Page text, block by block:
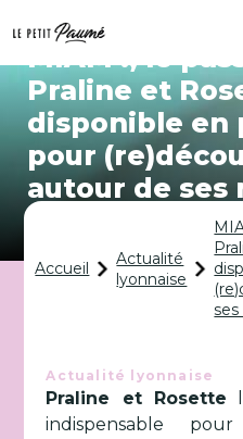
MIAM !, le
Praline et
disponible en
pour
autour de ses
Accueil
Actualité
lyonnaise
ses
Actualité lyonnaise
Praline et Rosette
indispensable